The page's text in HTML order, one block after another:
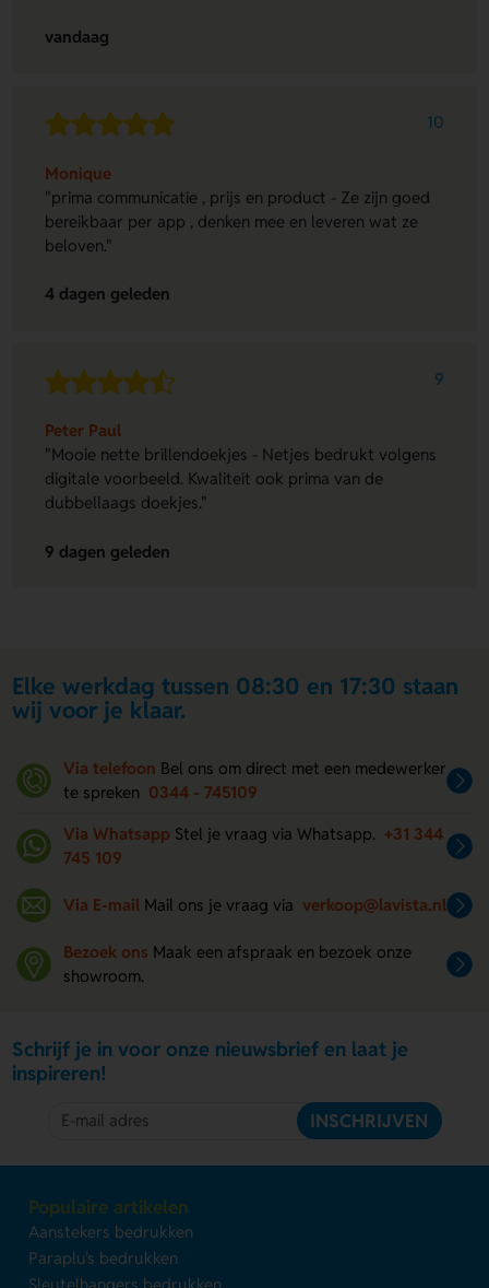
vandaag
10
Monique
"prima communicatie , prijs en product - Ze zijn goed
bereikbaar per app , denken mee en leveren wat ze
beloven."
4 dagen geleden
9
Peter Paul
"Mooie nette brillendoekjes - Netjes bedrukt volgens
digitale voorbeeld. Kwaliteit ook prima van de
dubbellaags doekjes."
9 dagen geleden
Elke werkdag tussen 08:30 en 17:30 staan
wij voor je klaar.
Via telefoon Bel ons om direct met een medewerker
te spreken 0344 - 745109
Via Whatsapp Stel je vraag via Whatsapp. +31 344
745 109
Via E-mail Mail ons je vraag via verkoop@lavista.nl
Bezoek ons Maak een afspraak en bezoek onze
showroom.
Schrijf je in voor onze nieuwsbrief en laat je
inspireren!
INSCHRIJVEN
Populaire artikelen
Aanstekers bedrukken
Paraplu's bedrukken